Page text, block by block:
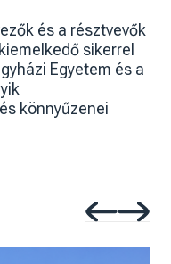
és a résztvevők
sikerrel
Egyetem és a
könnyűzenei